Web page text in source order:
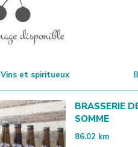
Vins et spiritueux
BRASSERIE
SOMME
86.02 km